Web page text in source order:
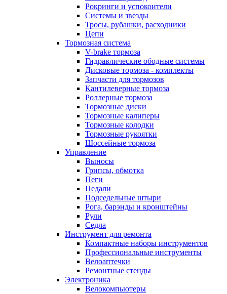
Рокринги и успокоители
Системы и звезды
Тросы, рубашки, расходники
Цепи
Тормозная система
V-brake тормоза
Гидравлические ободные системы
Дисковые тормоза - комплекты
Запчасти для тормозов
Кантилеверные тормоза
Роллерные тормоза
Тормозные диски
Тормозные калиперы
Тормозные колодки
Тормозные рукоятки
Шоссейные тормоза
Управление
Выносы
Грипсы, обмотка
Пеги
Педали
Подседельные штыри
Рога, барэнды и кронштейны
Рули
Седла
Инструмент для ремонта
Компактные наборы инструментов
Профессиональные инструменты
Велоаптечки
Ремонтные стенды
Электроника
Велокомпьютеры